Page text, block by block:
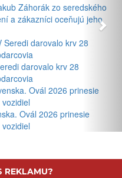
Záhorák zo seredského
a zákazníci oceňujú jeho
darovalo krv 28
Ovál 2026 prinesie
REKLAMU?